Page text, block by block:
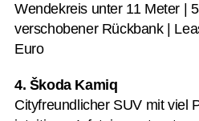
Wendekreis unter 11 Meter |
verschobener Rückbank |
Euro
4. Škoda Kamiq
Cityfreundlicher SUV mit viel